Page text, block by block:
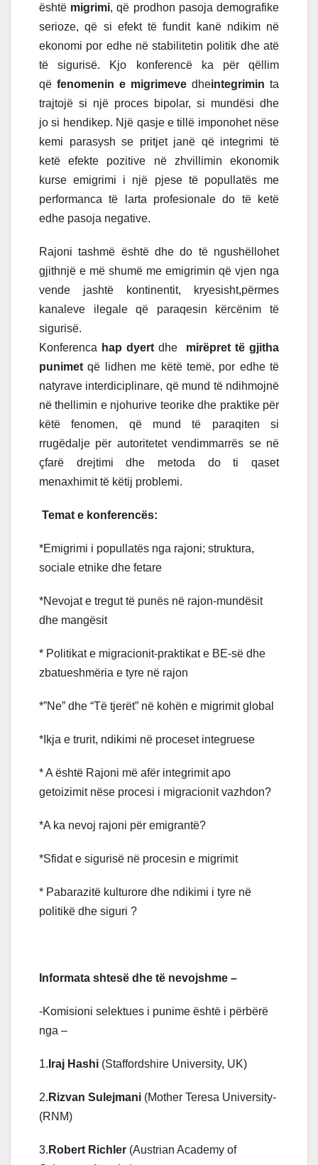
është migrimi, që prodhon pasoja demografike
serioze, që si efekt të fundit kanë ndikim në
ekonomi por edhe në stabilitetin politik dhe atë
të sigurisë. Kjo konferencë ka për qëllim
që fenomenin e migrimeve dheintegrimin ta
trajtojë si një proces bipolar, si mundësi dhe
jo si hendikep. Një qasje e tillë imponohet nëse
kemi parasysh se pritjet janë që integrimi të
ketë efekte pozitive në zhvillimin ekonomik
kurse emigrimi i një pjese të popullatës me
performanca të larta profesionale do të ketë
edhe pasoja negative.
Rajoni tashmë është dhe do të ngushëllohet
gjithnjë e më shumë me emigrimin që vjen nga
vende jashtë kontinentit, kryesisht,përmes
kanaleve ilegale që paraqesin kërcënim të
sigurisë.
Konferenca hap dyert dhe mirëpret të gjitha
punimet që lidhen me këtë temë, por edhe të
natyrave interdiciplinare, që mund të ndihmojnë
në thellimin e njohurive teorike dhe praktike për
këtë fenomen, që mund të paraqiten si
rrugëdalje për autoritetet vendimmarrës se në
çfarë drejtimi dhe metoda do ti qaset
menaxhimit të këtij problemi.
Temat e konferencës:
*Emigrimi i popullatës nga rajoni; struktura,
sociale etnike dhe fetare
*Nevojat e tregut të punës në rajon-mundësit
dhe mangësit
* Politikat e migracionit-praktikat e BE-së dhe
zbatueshmëria e tyre në rajon
*”Ne” dhe “Të tjerët” në kohën e migrimit global
*Ikja e trurit, ndikimi në proceset integruese
* A është Rajoni më afër integrimit apo
getoizimit nëse procesi i migracionit vazhdon?
*A ka nevoj rajoni për emigrantë?
*Sfidat e sigurisë në procesin e migrimit
* Pabarazitë kulturore dhe ndikimi i tyre në
politikë dhe siguri ?
Informata shtesë dhe të nevojshme –
-Komisioni selektues i punime është i përbërë
nga –
1. Iraj Hashi (Staffordshire University, UK)
2. Rizvan Sulejmani (Mother Teresa University-
(RNM)
3. Robert Richler (Austrian Academy of